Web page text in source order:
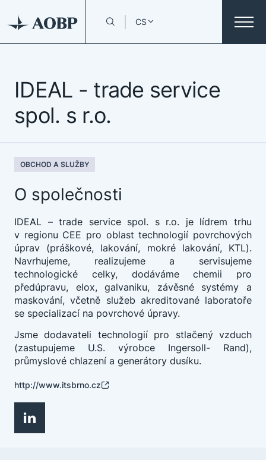
CS
IDEAL - trade service
spol. s r.o.
OBCHOD A SLUŽBY
O společnosti
IDEAL – trade service spol. s r.o. je lídrem trhu
v regionu CEE pro oblast technologií povrchových
úprav (práškové, lakování, mokré lakování, KTL).
Navrhujeme, realizujeme a servisujeme
technologické celky, dodáváme chemii pro
předúpravu, elox, galvaniku, závěsné systémy a
maskování, včetně služeb akreditované laboratoře
se specializací na povrchové úpravy.
Jsme dodavateli technologií pro stlačený vzduch
(zastupujeme U.S. výrobce Ingersoll- Rand),
průmyslové chlazení a generátory dusíku.
http://www.itsbrno.cz